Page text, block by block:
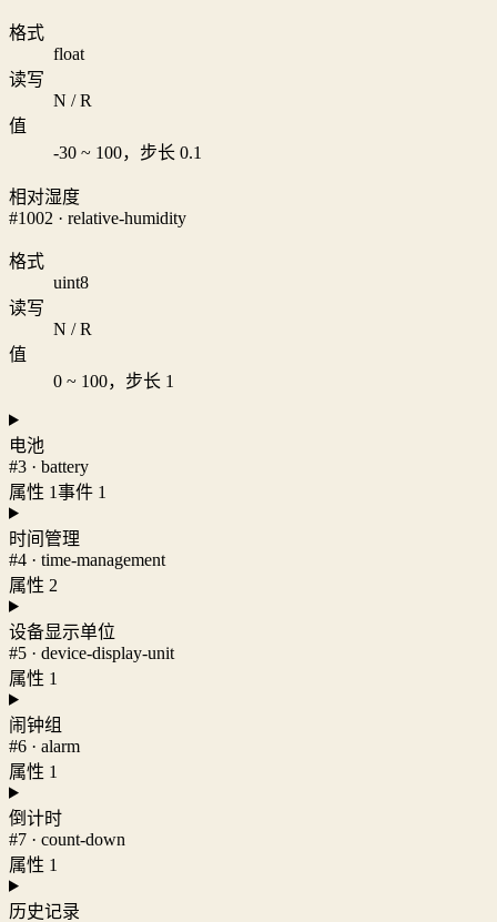
格式
float
读写
N / R
值
-30 ~ 100，步长 0.1
相对湿度
#1002 · relative-humidity
格式
uint8
读写
N / R
值
0 ~ 100，步长 1
电池
#3 · battery
属性 1事件 1
时间管理
#4 · time-management
属性 2
设备显示单位
#5 · device-display-unit
属性 1
闹钟组
#6 · alarm
属性 1
倒计时
#7 · count-down
属性 1
历史记录